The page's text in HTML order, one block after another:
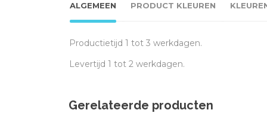
ALGEMEEN PRODUCT KLEUREN
Productietijd 1 tot 3 werkdagen.
Levertijd 1 tot 2 werkdagen.
Gerelateerde producten